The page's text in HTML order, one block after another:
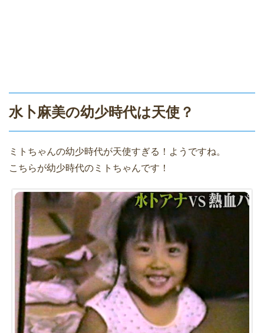
水卜麻美の幼少時代は天使？
ミトちゃんの幼少時代が天使すぎる！ ようですね。
こちらが幼少時代のミトちゃんです！